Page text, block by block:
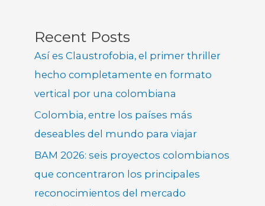
Recent Posts
Así es Claustrofobia, el primer thriller
hecho completamente en formato
vertical por una colombiana
Colombia, entre los países más
deseables del mundo para viajar
BAM 2026: seis proyectos colombianos
que concentraron los principales
reconocimientos del mercado